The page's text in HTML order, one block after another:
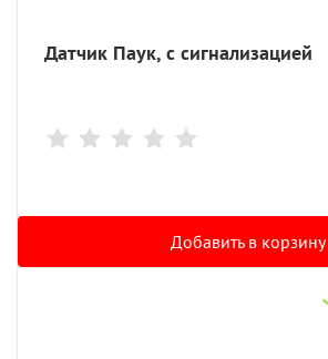
Датчик Паук, с сигнализацией
Добавить в корзину